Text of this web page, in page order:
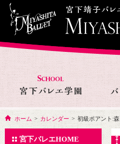
ホーム > カレンダー > 初級ポアント:森
宮下バレエHOME